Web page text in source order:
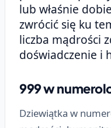
lub właśnie
zwrócić się ku
liczba mądrości
doświadczenie i
999 w
Dziewiątka w